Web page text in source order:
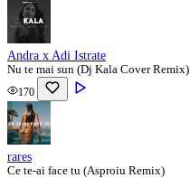
Andra x Adi Istrate
Nu te mai sun (Dj Kala Cover Remix)
170
rares
Ce te-ai face tu (Asproiu Remix)